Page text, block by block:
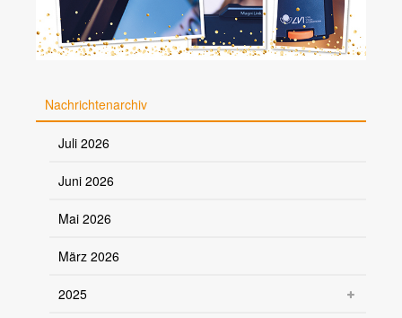
Nachrichtenarchiv
Juli 2026
Juni 2026
Mai 2026
März 2026
2025